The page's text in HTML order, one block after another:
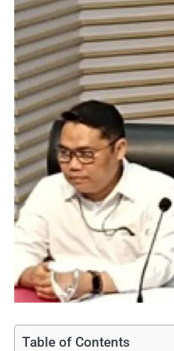
Table of Contents